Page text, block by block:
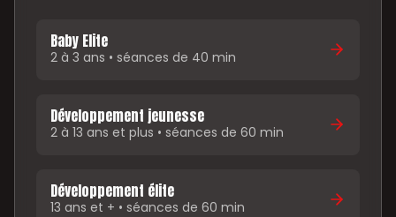
Baby Elite
2 à 3 ans • séances de 40 min
Développement jeunesse
2 à 13 ans et plus • séances de 60 min
Développement élite
13 ans et + • séances de 60 min